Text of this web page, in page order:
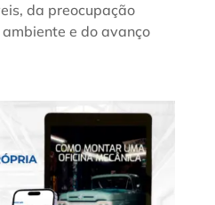
da preocupação
e do avanço